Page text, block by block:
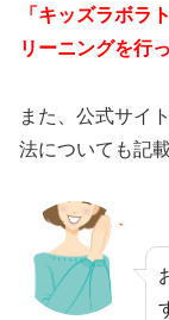
「キッズラボラ
リーニングを行
また、公式サイ
法についても記